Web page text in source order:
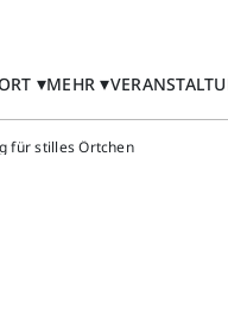
MEHR
für stilles Örtchen